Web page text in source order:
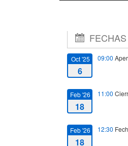
FECHAS
Oct '25
6
09:00
Feb '26
18
11:00
Feb '26
18
12:30